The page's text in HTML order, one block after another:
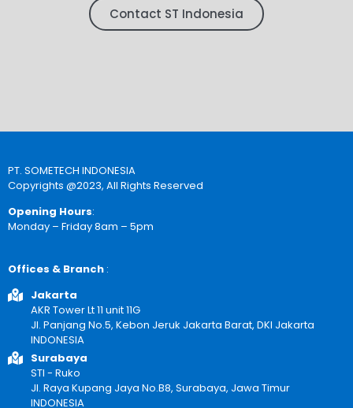
Contact ST Indonesia
PT. SOMETECH INDONESIA
Copyrights @2023, All Rights Reserved
Opening Hours:
Monday – Friday 8am – 5pm
Offices & Branch :
Jakarta
AKR Tower Lt 11 unit 11G
Jl. Panjang No.5, Kebon Jeruk Jakarta Barat, DKI Jakarta
INDONESIA
Surabaya
STI - Ruko
Jl. Raya Kupang Jaya No.B8, Surabaya, Jawa Timur
INDONESIA